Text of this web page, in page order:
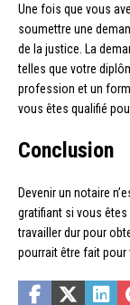
Une fois que vous
soumettre une
de la justice. La
telles que votre
profession et un
vous êtes qualifié
Conclusion
Devenir un notaire
gratifiant si vous
travailler dur pour
pourrait être fait pour